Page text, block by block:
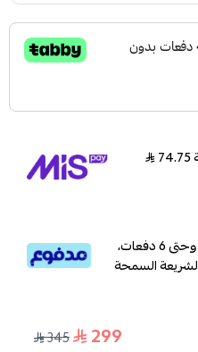
قسم دفعاتك بطريقة ميسرة إلى 4 وحتى 6 دفعات،
السمحة
299
345